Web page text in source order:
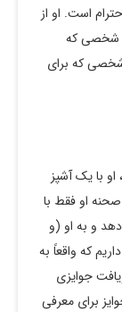
است. او از
شخصی که
که برای
با یک آشپز
او فقط با
و به او (و
که واقعاً به
جوایزی
برای معرفی